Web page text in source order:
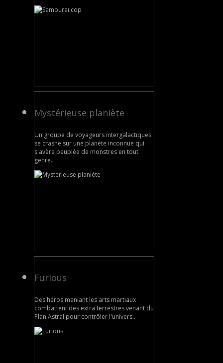
Mystérieuse planiète
Un groupe de voyageurs intergalactiques
se crashe sur une planète inconnue qui
s'avère peuplée de monstres en tout
genre.
Furious
Des héros maniant les arts martiaux
combattent des extra terrestres venant du
Plan Astral pour contrôler l'univers..